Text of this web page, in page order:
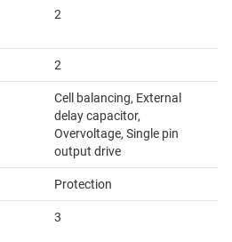
2
2
Cell balancing, External
delay capacitor,
Overvoltage, Single pin
output drive
Protection
3